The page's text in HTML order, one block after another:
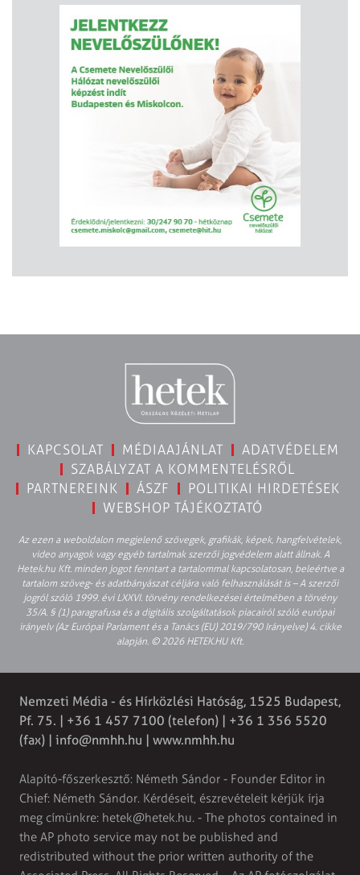
KAPCSOLAT MÉDIAAJÁNLAT
ADATVÉDELEM
SZABÁLYZAT A KOMMENTELÉSRŐL
PARTNEREINK
ÁSZF
POLITIKAI HIRDETÉSEK
WEBSHOP TÁJÉKOZTATÓ
Az ezen a weboldalon megjelenő szövegek, grafikák, képek, hangfelvételek,
video anyagok vagy egyéb tartalmak szerzői jogvédelem alatt állnak. A
Hetek.hu Kft. minden jogot fenntart a tartalommal kapcsolatosan, beleértve a
tartalom szöveg- és adatbányászat céljára való felhasználását is – A szerzői
jogról szóló 1999. évi LXXVI. törvény rendelkezései értelmében a törvény
35/A. § (1) paragrafusa és a digitális szolgáltatások piacairól szóló európai
irányelv (Az Európai Parlament és a Tanács (EU) 2019/790 Irányelve) 4. cikke
alapján. © 2026 HETEK.HU Kft.
Nemzeti Média - és Hírközlési Hatóság, 1525 Budapest,
Pf. 75. | +36 1 457 7100 (telefon) | +36 1 356 5520
(fax) | info@nmhh.hu | www.nmhh.hu
Alapító-főszerkesztő: Németh Sándor - Founder Editor in
Chief: Németh Sándor. Kérdéseit, észrevételeit kérjük írja
meg címünkre: hetek@hetek.hu. - The photos contained in
the AP photo service may not be published and
redistributed without the prior written authority of the